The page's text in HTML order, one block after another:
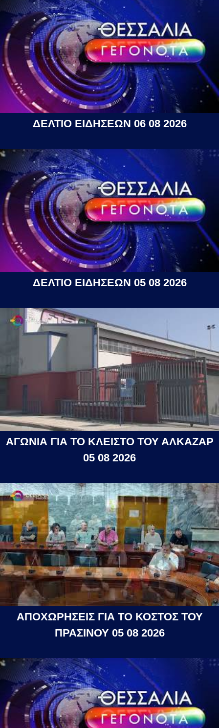
ΔΕΛΤΙΟ ΕΙΔΗΣΕΩΝ 06 08 2026
ΔΕΛΤΙΟ ΕΙΔΗΣΕΩΝ 05 08 2026
ΑΓΩΝΙΑ ΓΙΑ ΤΟ ΚΛΕΙΣΤΟ ΤΟΥ ΑΛΚΑΖΑΡ
05 08 2026
ΑΠΟΧΩΡΗΣΕΙΣ ΓΙΑ ΤΟ ΚΟΣΤΟΣ ΤΟΥ
ΠΡΑΣΙΝΟΥ 05 08 2026